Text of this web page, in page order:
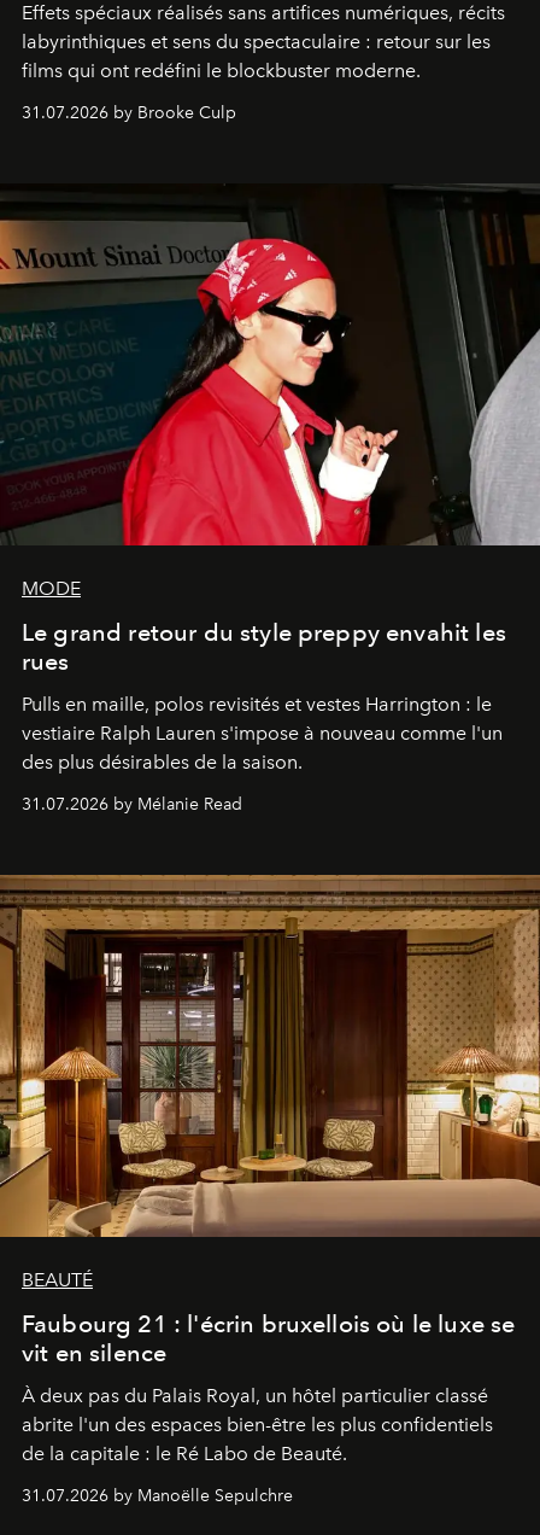
Effets spéciaux réalisés sans artifices numériques, récits
labyrinthiques et sens du spectaculaire : retour sur les
films qui ont redéfini le blockbuster moderne.
31.07.2026 by Brooke Culp
MODE
Le grand retour du style preppy envahit les
rues
Pulls en maille, polos revisités et vestes Harrington : le
vestiaire Ralph Lauren s'impose à nouveau comme l'un
des plus désirables de la saison.
31.07.2026 by Mélanie Read
BEAUTÉ
Faubourg 21 : l'écrin bruxellois où le luxe se
vit en silence
À deux pas du Palais Royal, un hôtel particulier classé
abrite l'un des espaces bien-être les plus confidentiels
de la capitale : le Ré Labo de Beauté.
31.07.2026 by Manoëlle Sepulchre